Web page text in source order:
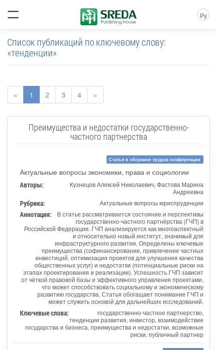
Ру
Список публикаций по ключевому слову:
«тенденции»
« 1 2 3 4 »
Преимущества и недостатки государственно-
частного партнерства
Статья в сборнике трудов конференции
Актуальные вопросы экономики, права и социологии
Авторы:
Кузнецов Алексей Николаевич, Фастова Марина
Андреевна
Рубрика: Актуальные вопросы юриспруденции
Аннотация:
В статье рассматривается состояние и перспективы
государственно-частного партнёрства (ГЧП) в
Российской Федерации. ГЧП анализируется как многоаспектный
и относительно новый институт, значимый для
инфраструктурного развития. Определены ключевые
преимущества (софинансирование, привлечение частных
инвестиций, оптимизация проектов для улучшения качества
общественных услуг) и недостатки (потенциальные риски на
этапах проектирования и реализации). Успешность ГЧП зависит
от чёткой правовой базы и эффективного управления проектами,
что может способствовать социальному и экономическому
развитию государства. Статья обогащает понимание ГЧП и
может служить основой для дальнейших исследований.
Ключевые слова:
государственно-частное партнерство,
тенденции развития, инвестор, взаимодействие
государства и бизнеса, преимущества и недостатки, возможные
риски, публичный партнер